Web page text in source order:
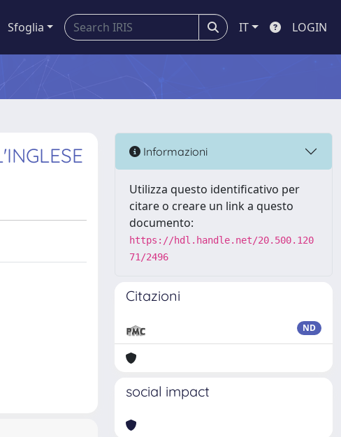
Sfoglia IT LOGIN
Informazioni
Utilizza questo identificativo per
citare o creare un link a questo
documento:
https://hdl.handle.net/20.500.120
71/2496
Citazioni
ND
social impact